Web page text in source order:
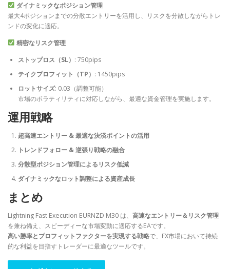
ダイナミックなポジション管理
最大4ポジションまでの分散エントリーを活用し、リスクを分散しながらトレ
ンドの変化に適応。
精密なリスク管理
ストップロス（SL） : 750pips
テイクプロフィット（TP） : 1450pips
ロットサイズ: 0.03（調整可能）
市場のボラティリティに対応しながら、最適な資金管理を実施します。
運用戦略
超高速エントリー & 最適な決済ポイントの活用
トレンドフォロー & 逆張り戦略の融合
分散型ポジション管理によるリスク低減
ダイナミックなロット調整による資産成長
まとめ
Lightning Fast Execution EURNZD M30 は、 高速なエントリー＆リスク管理
を兼ね備え、スピーディーな市場変動に適応するEAです。
高い勝率とプロフィットファクターを実現する戦略で、FX市場において持続
的な利益を目指すトレーダーに最適なツールです。